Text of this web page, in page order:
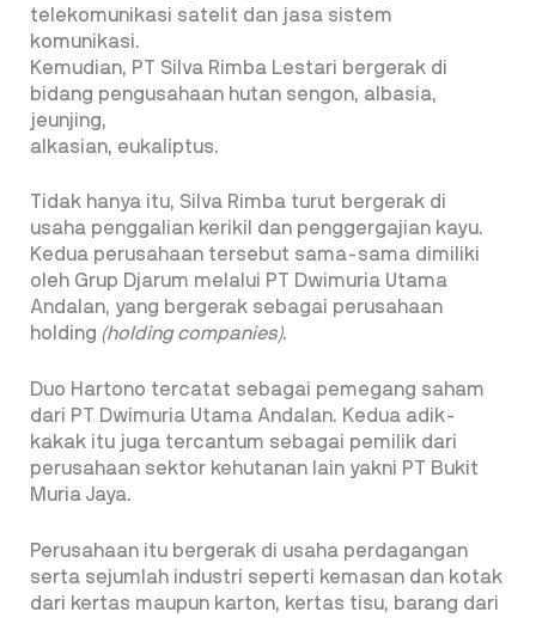
telekomunikasi satelit dan jasa sistem
komunikasi.
Kemudian, PT Silva Rimba Lestari bergerak di
bidang pengusahaan hutan sengon, albasia,
jeunjing,
alkasian, eukaliptus.
Tidak hanya itu, Silva Rimba turut bergerak di
usaha penggalian kerikil dan penggergajian kayu.
Kedua perusahaan tersebut sama-sama dimiliki
oleh Grup Djarum melalui PT Dwimuria Utama
Andalan, yang bergerak sebagai perusahaan
holding (holding companies).
Duo Hartono tercatat sebagai pemegang saham
dari PT Dwimuria Utama Andalan. Kedua adik-
kakak itu juga tercantum sebagai pemilik dari
perusahaan sektor kehutanan lain yakni PT Bukit
Muria Jaya.
Perusahaan itu bergerak di usaha perdagangan
serta sejumlah industri seperti kemasan dan kotak
dari kertas maupun karton, kertas tisu, barang dari